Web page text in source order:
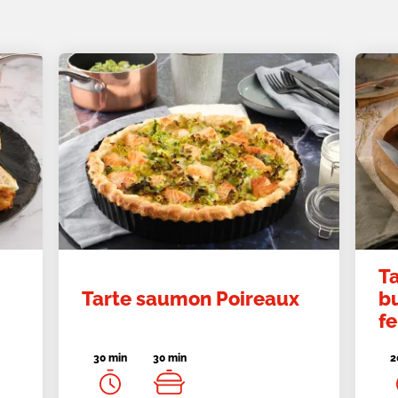
Tarte saumon Poireaux
30 min 30 min